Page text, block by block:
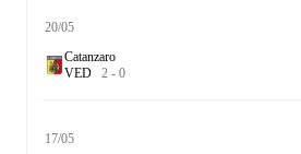
20/05
Catanzaro
VED 2 - 0
17/05